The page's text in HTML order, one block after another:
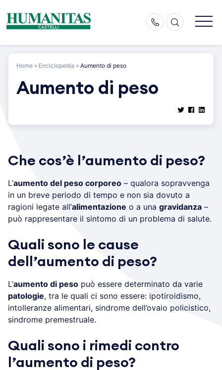
content
Home » Enciclopedia » Aumento di peso
Aumento di peso
Che cos’è l’aumento di peso?
L’aumento del peso corporeo – qualora sopravvenga
in un breve periodo di tempo e non sia dovuto a
ragioni legate all’alimentazione o a una gravidanza –
può rappresentare il sintomo di un problema di salute.
Quali sono le cause
dell’aumento di peso?
L’aumento di peso può essere determinato da varie
patologie, tra le quali ci sono essere: ipotiroidismo,
intolleranze alimentari, sindrome dell’ovaio policistico,
sindrome premestruale.
Quali sono i rimedi contro
l’aumento di peso?